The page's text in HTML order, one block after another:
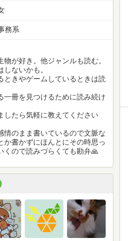
務系
物が好き。他ジャンルも読む。
ないかも。
ときやゲームしているときは読
一冊を見つけるために読み続け
したら気軽に教えてください
情のまま書いているので文脈な
か書かずにほんとにその時思っ
くので読みづらくても勘弁🙏